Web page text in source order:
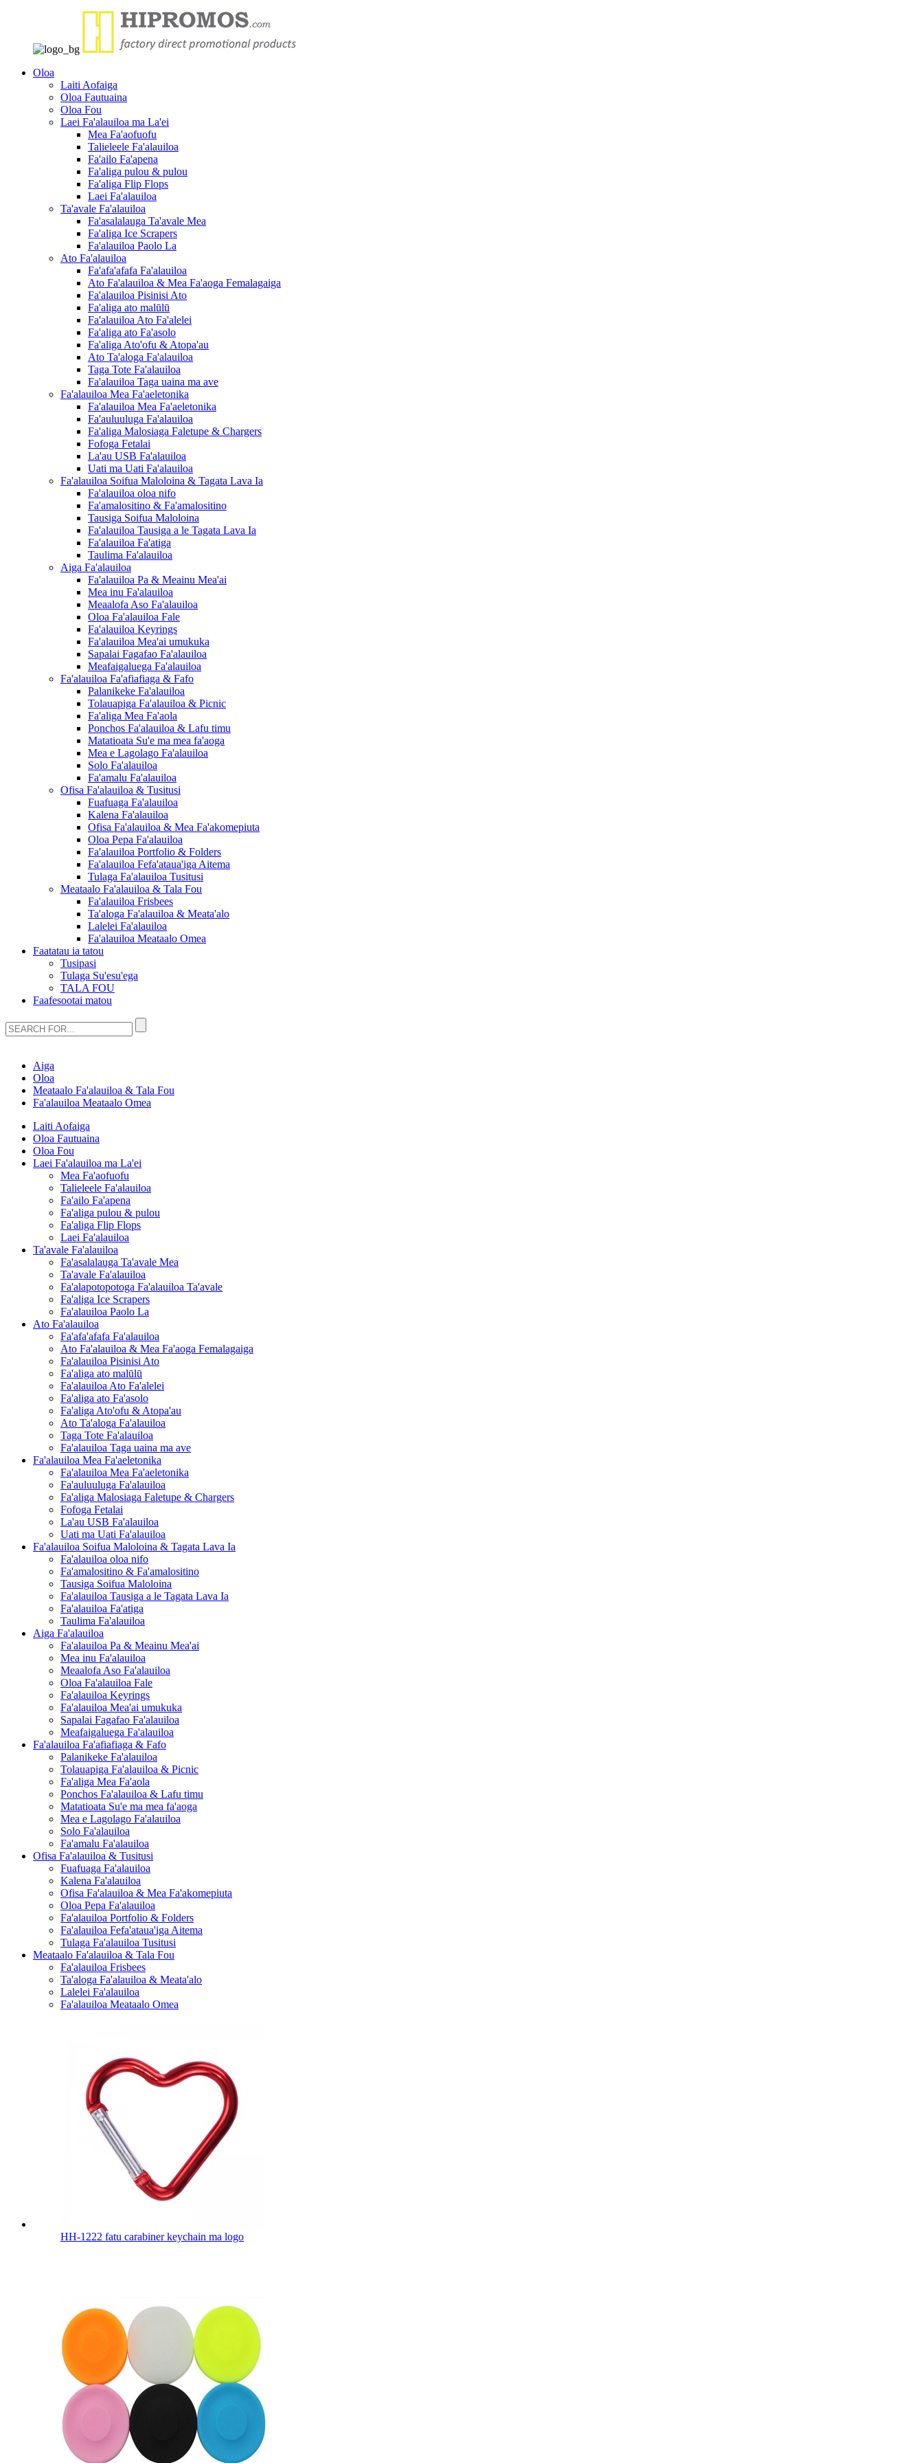
Oloa
Laiti Aofaiga
Oloa Fautuaina
Oloa Fou
Laei Fa'alauiloa ma La'ei
Mea Fa'aofuofu
Talieleele Fa'alauiloa
Fa'ailo Fa'apena
Fa'aliga pulou & pulou
Fa'aliga Flip Flops
Laei Fa'alauiloa
Ta'avale Fa'alauiloa
Fa'asalalauga Ta'avale Mea
Fa'aliga Ice Scrapers
Fa'alauiloa Paolo La
Ato Fa'alauiloa
Fa'afa'afafa Fa'alauiloa
Ato Fa'alauiloa & Mea Fa'aoga Femalagaiga
Fa'alauiloa Pisinisi Ato
Fa'aliga ato malūlū
Fa'alauiloa Ato Fa'alelei
Fa'aliga ato Fa'asolo
Fa'aliga Ato'ofu & Atopa'au
Ato Ta'aloga Fa'alauiloa
Taga Tote Fa'alauiloa
Fa'alauiloa Taga uaina ma ave
Fa'alauiloa Mea Fa'aeletonika
Fa'alauiloa Mea Fa'aeletonika
Fa'auluuluga Fa'alauiloa
Fa'aliga Malosiaga Faletupe & Chargers
Fofoga Fetalai
La'au USB Fa'alauiloa
Uati ma Uati Fa'alauiloa
Fa'alauiloa Soifua Maloloina & Tagata Lava Ia
Fa'alauiloa oloa nifo
Fa'amalositino & Fa'amalositino
Tausiga Soifua Maloloina
Fa'alauiloa Tausiga a le Tagata Lava Ia
Fa'alauiloa Fa'atiga
Taulima Fa'alauiloa
Aiga Fa'alauiloa
Fa'alauiloa Pa & Meainu Mea'ai
Mea inu Fa'alauiloa
Meaalofa Aso Fa'alauiloa
Oloa Fa'alauiloa Fale
Fa'alauiloa Keyrings
Fa'alauiloa Mea'ai umukuka
Sapalai Fagafao Fa'alauiloa
Meafaigaluega Fa'alauiloa
Fa'alauiloa Fa'afiafiaga & Fafo
Palanikeke Fa'alauiloa
Tolauapiga Fa'alauiloa & Picnic
Fa'aliga Mea Fa'aola
Ponchos Fa'alauiloa & Lafu timu
Matatioata Su'e ma mea fa'aoga
Mea e Lagolago Fa'alauiloa
Solo Fa'alauiloa
Fa'amalu Fa'alauiloa
Ofisa Fa'alauiloa & Tusitusi
Fuafuaga Fa'alauiloa
Kalena Fa'alauiloa
Ofisa Fa'alauiloa & Mea Fa'akomepiuta
Oloa Pepa Fa'alauiloa
Fa'alauiloa Portfolio & Folders
Fa'alauiloa Fefa'ataua'iga Aitema
Tulaga Fa'alauiloa Tusitusi
Meataalo Fa'alauiloa & Tala Fou
Fa'alauiloa Frisbees
Ta'aloga Fa'alauiloa & Meata'alo
Lalelei Fa'alauiloa
Fa'alauiloa Meataalo Omea
Faatatau ia tatou
Tusipasi
Tulaga Su'esu'ega
TALA FOU
Faafesootai matou
Aiga
Oloa
Meataalo Fa'alauiloa & Tala Fou
Fa'alauiloa Meataalo Omea
Laiti Aofaiga
Oloa Fautuaina
Oloa Fou
Laei Fa'alauiloa ma La'ei
Mea Fa'aofuofu
Talieleele Fa'alauiloa
Fa'ailo Fa'apena
Fa'aliga pulou & pulou
Fa'aliga Flip Flops
Laei Fa'alauiloa
Ta'avale Fa'alauiloa
Fa'asalalauga Ta'avale Mea
Ta'avale Fa'alauiloa
Fa'alapotopotoga Fa'alauiloa Ta'avale
Fa'aliga Ice Scrapers
Fa'alauiloa Paolo La
Ato Fa'alauiloa
Fa'afa'afafa Fa'alauiloa
Ato Fa'alauiloa & Mea Fa'aoga Femalagaiga
Fa'alauiloa Pisinisi Ato
Fa'aliga ato malūlū
Fa'alauiloa Ato Fa'alelei
Fa'aliga ato Fa'asolo
Fa'aliga Ato'ofu & Atopa'au
Ato Ta'aloga Fa'alauiloa
Taga Tote Fa'alauiloa
Fa'alauiloa Taga uaina ma ave
Fa'alauiloa Mea Fa'aeletonika
Fa'alauiloa Mea Fa'aeletonika
Fa'auluuluga Fa'alauiloa
Fa'aliga Malosiaga Faletupe & Chargers
Fofoga Fetalai
La'au USB Fa'alauiloa
Uati ma Uati Fa'alauiloa
Fa'alauiloa Soifua Maloloina & Tagata Lava Ia
Fa'alauiloa oloa nifo
Fa'amalositino & Fa'amalositino
Tausiga Soifua Maloloina
Fa'alauiloa Tausiga a le Tagata Lava Ia
Fa'alauiloa Fa'atiga
Taulima Fa'alauiloa
Aiga Fa'alauiloa
Fa'alauiloa Pa & Meainu Mea'ai
Mea inu Fa'alauiloa
Meaalofa Aso Fa'alauiloa
Oloa Fa'alauiloa Fale
Fa'alauiloa Keyrings
Fa'alauiloa Mea'ai umukuka
Sapalai Fagafao Fa'alauiloa
Meafaigaluega Fa'alauiloa
Fa'alauiloa Fa'afiafiaga & Fafo
Palanikeke Fa'alauiloa
Tolauapiga Fa'alauiloa & Picnic
Fa'aliga Mea Fa'aola
Ponchos Fa'alauiloa & Lafu timu
Matatioata Su'e ma mea fa'aoga
Mea e Lagolago Fa'alauiloa
Solo Fa'alauiloa
Fa'amalu Fa'alauiloa
Ofisa Fa'alauiloa & Tusitusi
Fuafuaga Fa'alauiloa
Kalena Fa'alauiloa
Ofisa Fa'alauiloa & Mea Fa'akomepiuta
Oloa Pepa Fa'alauiloa
Fa'alauiloa Portfolio & Folders
Fa'alauiloa Fefa'ataua'iga Aitema
Tulaga Fa'alauiloa Tusitusi
Meataalo Fa'alauiloa & Tala Fou
Fa'alauiloa Frisbees
Ta'aloga Fa'alauiloa & Meata'alo
Lalelei Fa'alauiloa
Fa'alauiloa Meataalo Omea
HH-1222 fatu carabiner keychain ma logo